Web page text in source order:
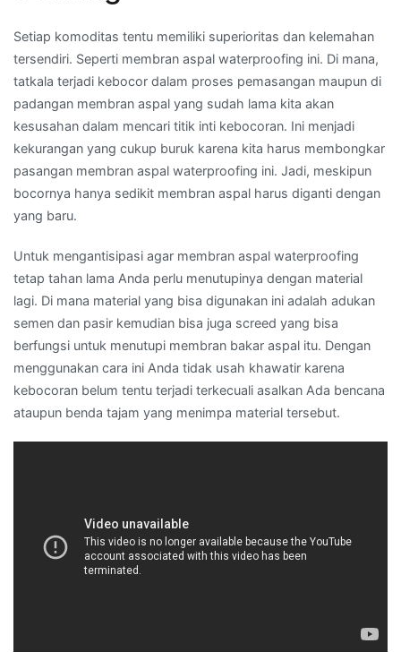
Setiap komoditas tentu memiliki superioritas dan kelemahan
tersendiri. Seperti membran aspal waterproofing ini. Di mana,
tatkala terjadi kebocor dalam proses pemasangan maupun di
padangan membran aspal yang sudah lama kita akan
kesusahan dalam mencari titik inti kebocoran. Ini menjadi
kekurangan yang cukup buruk karena kita harus membongkar
pasangan membran aspal waterproofing ini. Jadi, meskipun
bocornya hanya sedikit membran aspal harus diganti dengan
yang baru.
Untuk mengantisipasi agar membran aspal waterproofing
tetap tahan lama Anda perlu menutupinya dengan material
lagi. Di mana material yang bisa digunakan ini adalah adukan
semen dan pasir kemudian bisa juga screed yang bisa
berfungsi untuk menutupi membran bakar aspal itu. Dengan
menggunakan cara ini Anda tidak usah khawatir karena
kebocoran belum tentu terjadi terkecuali asalkan Ada bencana
ataupun benda tajam yang menimpa material tersebut.